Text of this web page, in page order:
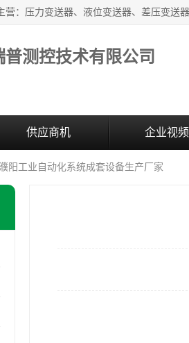
普测控技术有限公司
供应商机 企业视频
阳工业自动化系统成套设备生产厂家